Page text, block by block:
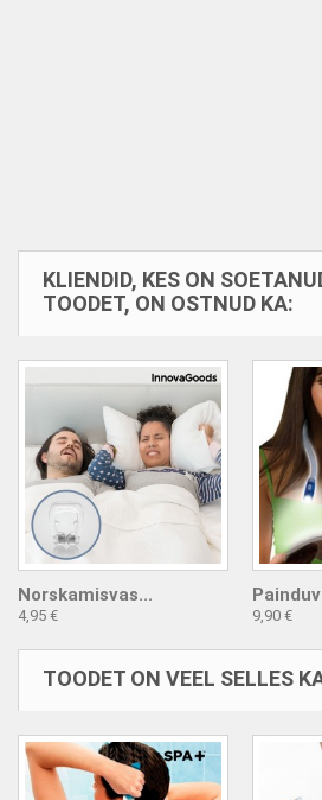
KLIENDID, KES ON
TOODET, ON OSTNUD KA:
Norskamisvas...
4,95 €
Painduv
9,90 €
TOODET ON VEEL SELLES